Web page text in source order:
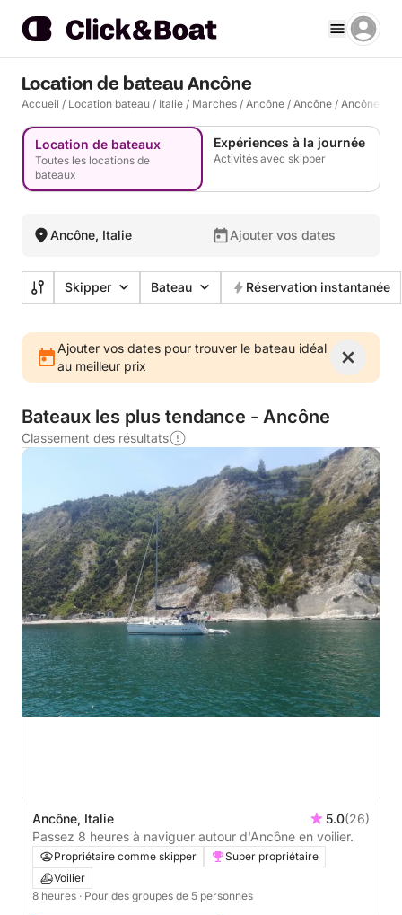
Location de bateau Ancône
Accueil / Location bateau / Italie / Marches / Ancône / Ancône / Ancône
Location de bateaux
Toutes les locations de
bateaux
Expériences à la journée
Activités avec skipper
Ancône, Italie Ajouter vos dates
Skipper Bateau Réservation instantanée
Ajouter vos dates pour trouver le bateau idéal
au meilleur prix
Bateaux les plus tendance - Ancône
Classement des résultats
Ancône, Italie 5.0(26)
Passez 8 heures à naviguer autour d'Ancône en voilier.
Propriétaire comme skipper
Super propriétaire
Voilier
8 heures · Pour des groupes de 5 personnes